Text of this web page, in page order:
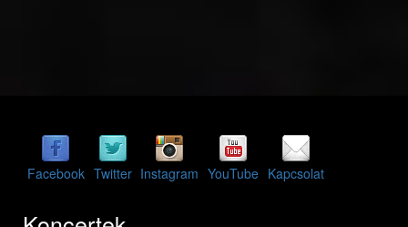
Facebook Twitter Instagram YouTube Kapcsolat